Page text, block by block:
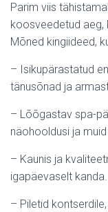
Parim viis
koosveedetud aeg,
Mõned kingiideed,
– Isikupärastatud
tänusõnad ja
– Lõõgastav spa-
näohooldusi ja
– Kaunis ja
igapäevaselt kanda.
– Piletid